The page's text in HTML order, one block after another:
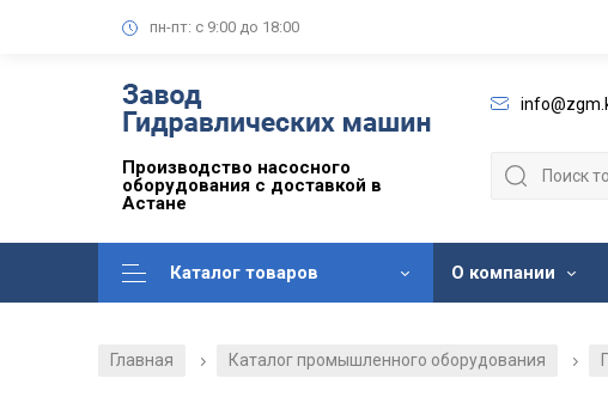
пн-пт: с 9:00 до 18:00
Производство насосного
оборудования с доставкой в
Астане
Каталог товаров О компании
Главная / Каталог промышленного оборудования /